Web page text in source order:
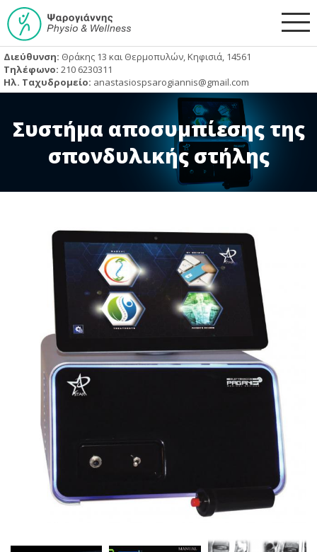
Jump
to
navigation
Διεύθυνση: Θράκης 13 και Θερμοπυλών, Κηφισιά, 14561
Τηλέφωνο: 210 6230311
Ηλ. Ταχυδρομείο: anastasiospsarogiannis@gmail.com
top
Συστήμα αποσυμπίεσης της
σπονδυλικής στήλης